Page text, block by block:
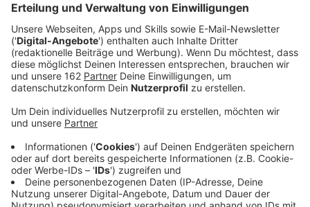
Anzeige
Zum Oktoberfest geht es natürlich in Dirndl und
Lederhosen und die sind inzwischen ziemlich teuer.
Aber das ist noch nicht alles. Auch die Eintrittspreise
für die Wiesn bei uns im Kreis Wesel haben es in
diesem Jahr in sich. Der Vorverkauf für die großen
Oktoberfeste bei uns, zum Beispiel in Xanten, Wesel